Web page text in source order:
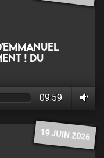
! du
09:59
19 JUIN 2026